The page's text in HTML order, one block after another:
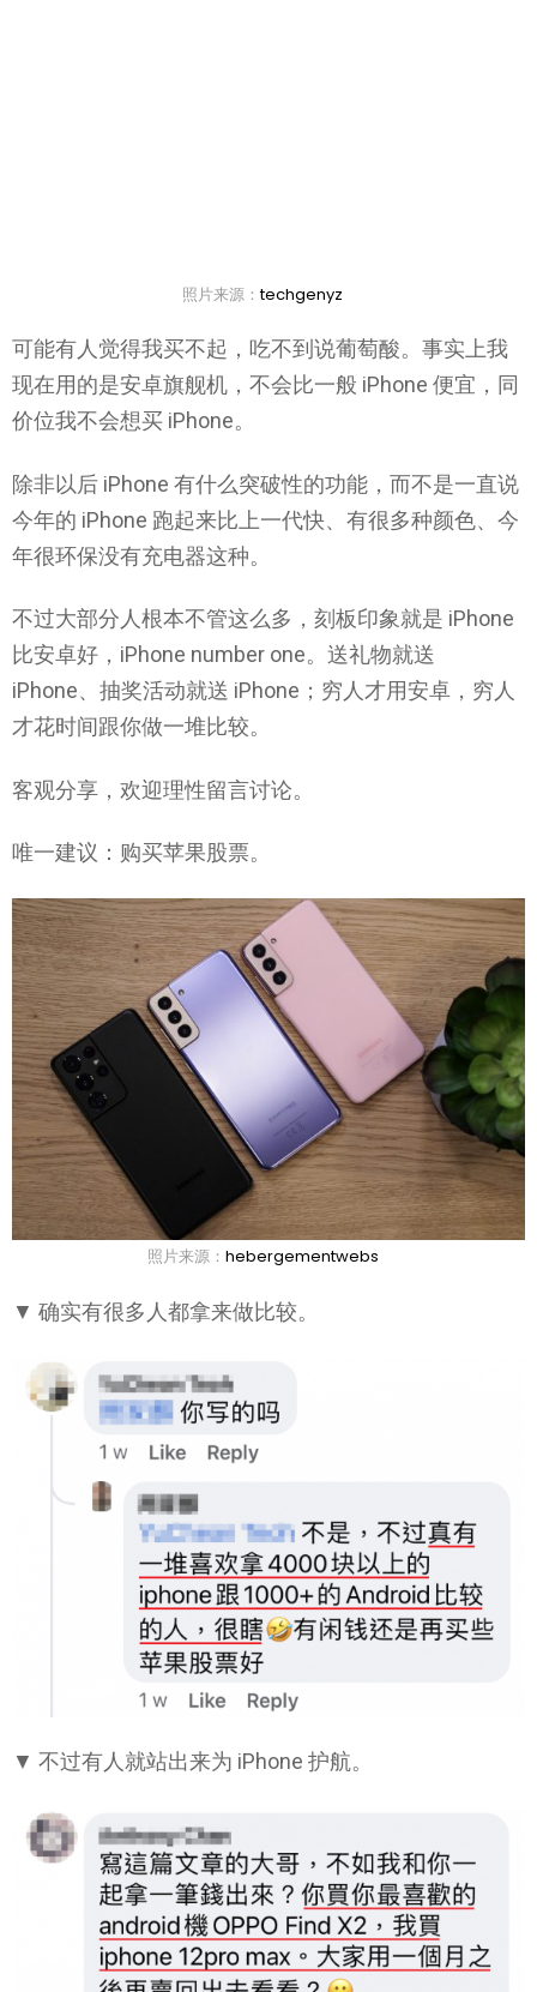
照片来源：techgenyz
可能有人觉得我买不起，吃不到说葡萄酸。事实上我
现在用的是安卓旗舰机，不会比一般 iPhone 便宜，同
价位我不会想买 iPhone。
除非以后 iPhone 有什么突破性的功能，而不是一直说
今年的 iPhone 跑起来比上一代快、有很多种颜色、今
年很环保没有充电器这种。
不过大部分人根本不管这么多，刻板印象就是 iPhone
比安卓好，iPhone number one。送礼物就送
iPhone、抽奖活动就送 iPhone；穷人才用安卓，穷人
才花时间跟你做一堆比较。
客观分享，欢迎理性留言讨论。
唯一建议：购买苹果股票。
照片来源： hebergementwebs
▼ 确实有很多人都拿来做比较。
▼ 不过有人就站出来为 iPhone 护航。